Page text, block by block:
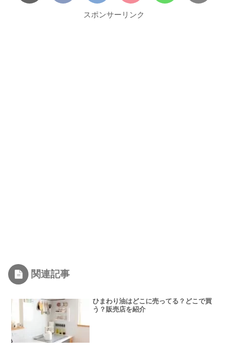
スポンサーリンク
関連記事
ひまわり油はどこに売ってる？どこで買
う？販売店を紹介